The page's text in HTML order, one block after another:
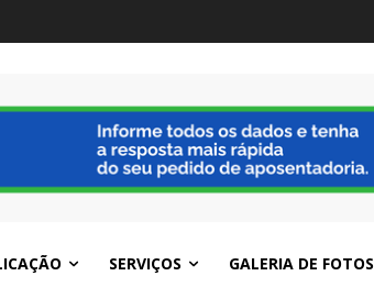
SERVIÇOS GALERIA DE FOTOS